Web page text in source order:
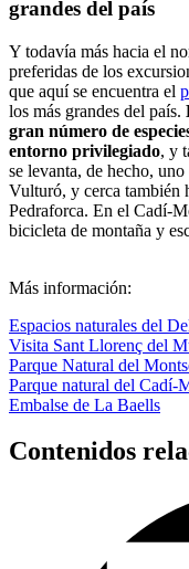
grandes del país
Y todavía más hacia el
preferidas de los
que aquí se encuentra el
los más grandes del país.
gran número de
entorno privilegiado, y
se levanta, de hecho,
Vulturó, y cerca también
Pedraforca. En el Cadí-
bicicleta de montaña y
Más información:
Espacios naturales del
Visita Sant Llorenç del
Parque Natural del
Parque natural del Cadí-
Embalse de La Baells
Contenidos